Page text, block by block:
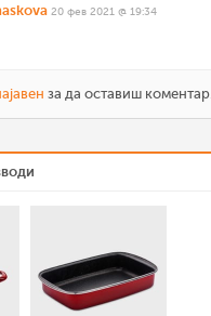
20 фев 2021 @ 19:34
за да оставиш коментар.